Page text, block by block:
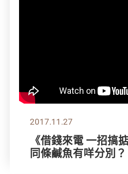
2017.11.27
《借錢來電 一招搞
同條鹹魚有咩分別？